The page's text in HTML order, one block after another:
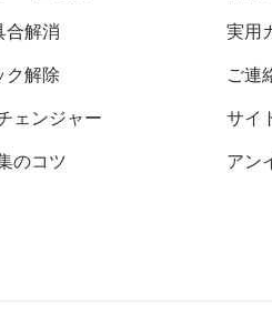
合解消
ク解除
ェンジャー
のコツ
実用
ご連
サイ
アン